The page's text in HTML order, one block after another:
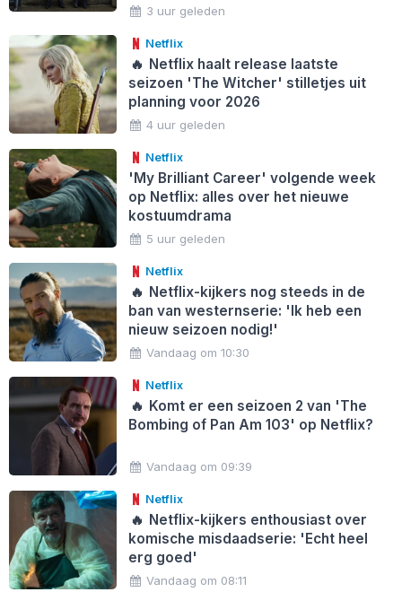
3 uur geleden
Netflix
🔥 Netflix haalt release laatste
seizoen 'The Witcher' stilletjes uit
planning voor 2026
4 uur geleden
Netflix
'My Brilliant Career' volgende week
op Netflix: alles over het nieuwe
kostuumdrama
5 uur geleden
Netflix
🔥 Netflix-kijkers nog steeds in de
ban van westernserie: 'Ik heb een
nieuw seizoen nodig!'
Vandaag om 10:30
Netflix
🔥 Komt er een seizoen 2 van 'The
Bombing of Pan Am 103' op Netflix?
Vandaag om 09:39
Netflix
🔥 Netflix-kijkers enthousiast over
komische misdaadserie: 'Echt heel
erg goed'
Vandaag om 08:11